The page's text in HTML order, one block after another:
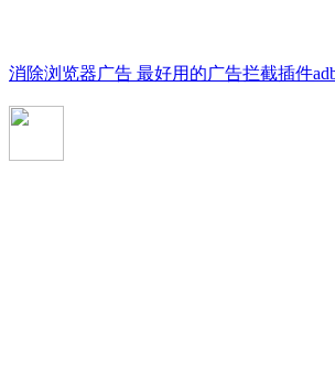
消除浏览器广告 最好用的广告拦截插件